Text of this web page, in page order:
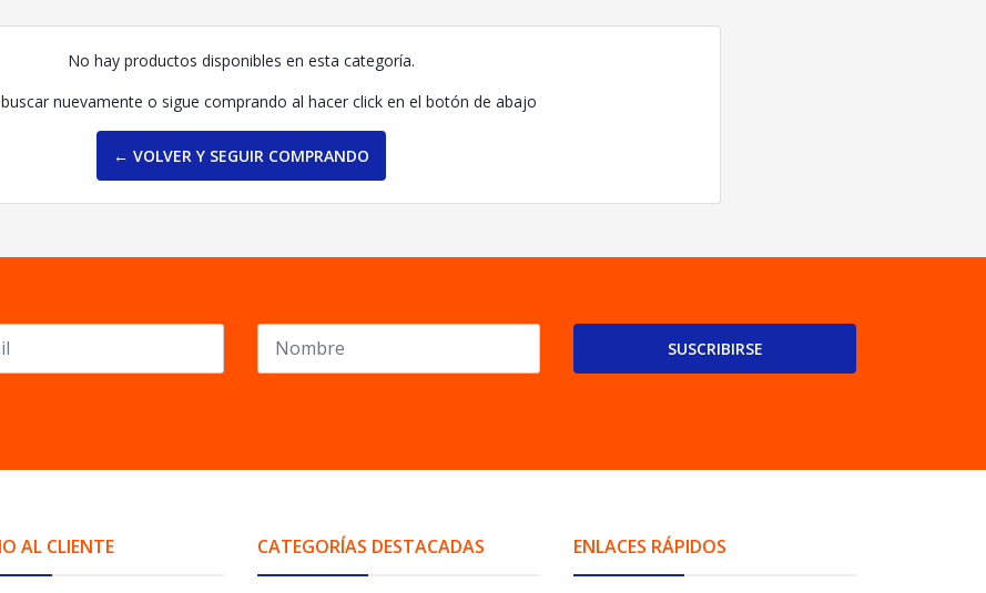
No hay productos disponibles en esta categoría.
nuevamente o sigue comprando al hacer click en el botón de abajo
← VOLVER Y SEGUIR COMPRANDO
SUSCRIBIRSE
AL CLIENTE CATEGORÍAS DESTACADAS ENLACES RÁPIDOS